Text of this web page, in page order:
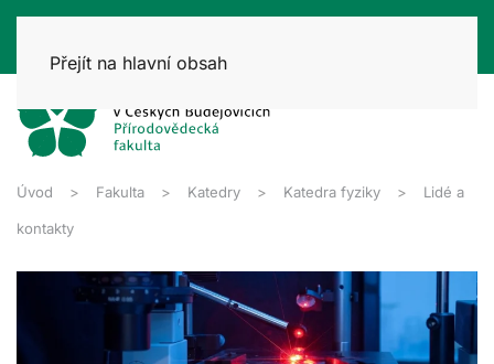
Přejít na hlavní obsah
Úvod Fakulta Katedry Katedra fyziky Lidé a
kontakty